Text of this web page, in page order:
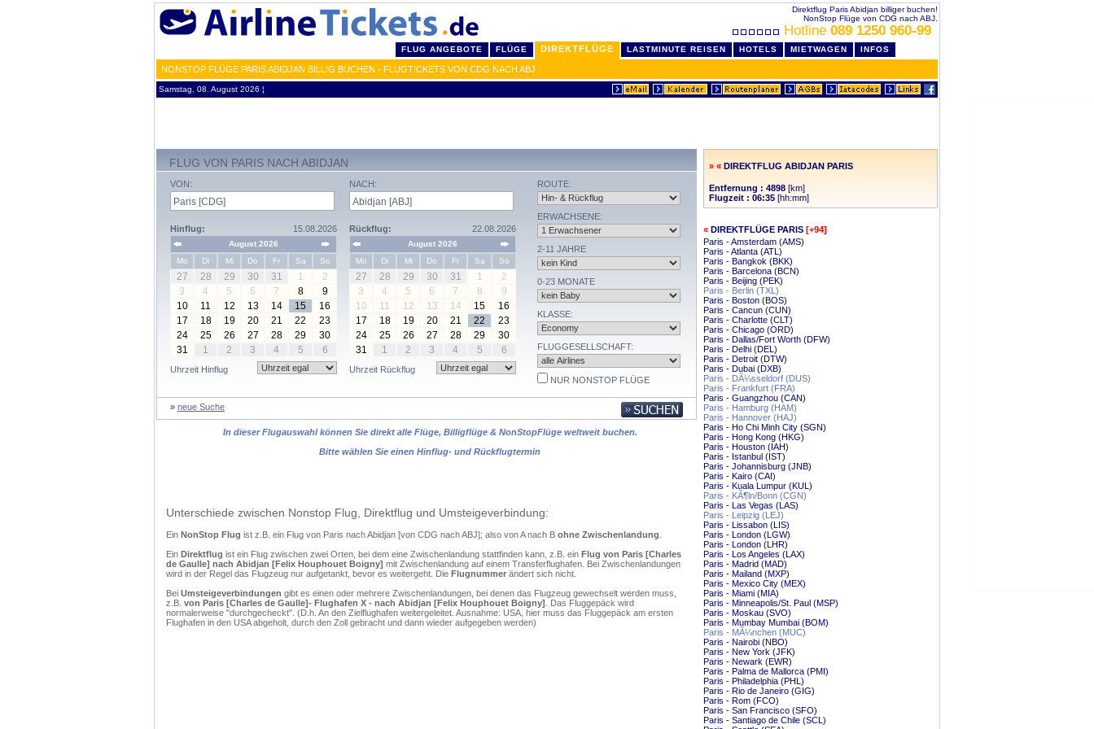
Direktflug Paris Abidjan billiger buchen!
NonStop Flüge von CDG nach ABJ.
Hotline 089 1250 960-99
FLUG ANGEBOTE FLÜGE DIREKTFLÜGE LASTMINUTE REISEN HOTELS MIETWAGEN INFOS
NONSTOP FLÜGE PARIS ABIDJAN BILLIG BUCHEN - FLUGTICKETS VON CDG NACH ABJ
Samstag, 08. August 2026 ¦
FLUG VON PARIS NACH ABIDJAN
VON:
Hinflug: 15.08.2026
August 2026
Mo
Di Mi Do Fr Sa So
27 28 29 30 31 1
2
3
4 5 6 7 8
9
10
11 12 13 14 15
16
17
18 19 20 21 22
23
24
25 26 27 28 29
30
31
1 2 3 4 5 6
Uhrzeit Hinflug
NACH:
Rückflug: 22.08.2026
August 2026
Mo
Di Mi Do Fr Sa So
27 28 29 30 31 1
2
3
4 5 6 7 8
9
10
11 12 13 14 15
16
17
18 19 20 21 22
23
24
25 26 27 28 29
30
31
1 2 3 4 5 6
Uhrzeit Rückflug
ROUTE:
ERWACHSENE:
2-11 JAHRE
0-23 MONATE
KLASSE:
FLUGGESELLSCHAFT:
NUR NONSTOP FLÜGE
» neue Suche
In dieser Flugauswahl können Sie direkt alle Flüge, Billigflüge & NonStopFlüge weltweit buchen.
Bitte wählen Sie einen Hinflug- und Rückflugtermin
Unterschiede zwischen Nonstop Flug, Direktflug und Umsteigeverbindung:
Ein NonStop Flug ist z.B. ein Flug von Paris nach Abidjan [von CDG nach ABJ]; also von A nach B ohne Zwischenlandung
Ein Direktflug ist ein Flug zwischen zwei Orten, bei dem eine Zwischenlandung stattfinden kann, z.B. ein Flug von Paris [Charles
de Gaulle] nach Abidjan [Felix Houphouet Boigny] mit Zwischenlandung auf einem Transferflughafen. Bei Zwischenlandungen
wird in der Regel das Flugzeug nur aufgetankt, bevor es weitergeht. Die Flugnummer ändert sich nicht.
Bei Umsteigeverbindungen gibt es einen oder mehrere Zwischenlandungen, bei denen das Flugzeug gewechselt werden muss,
z.B. von Paris [Charles de Gaulle]- Flughafen X - nach Abidjan [Felix Houphouet Boigny] . Das Fluggepäck wird
normalerweise "durchgecheckt". (D.h. An den Zielflughafen weitergeleitet. Ausnahme: USA, hier muss das Fluggepäck am ersten
Flughafen in den USA abgeholt, durch den Zoll gebracht und dann wieder aufgegeben werden)
» « DIREKTFLUG ABIDJAN PARIS
Entfernung : 4898 [km]
Flugzeit : 06:35 [hh:mm]
« DIREKTFLÜGE PARIS [+94]
Paris - Amsterdam (AMS)
Paris - Atlanta (ATL)
Paris - Bangkok (BKK)
Paris - Barcelona (BCN)
Paris - Beijing (PEK)
Paris - Berlin (TXL)
Paris - Boston (BOS)
Paris - Cancun (CUN)
Paris - Charlotte (CLT)
Paris - Chicago (ORD)
Paris - Dallas/Fort Worth (DFW)
Paris - Delhi (DEL)
Paris - Detroit (DTW)
Paris - Dubai (DXB)
Paris - DÃ¼sseldorf (DUS)
Paris - Frankfurt (FRA)
Paris - Guangzhou (CAN)
Paris - Hamburg (HAM)
Paris - Hannover (HAJ)
Paris - Ho Chi Minh City (SGN)
Paris - Hong Kong (HKG)
Paris - Houston (IAH)
Paris - Istanbul (IST)
Paris - Johannisburg (JNB)
Paris - Kairo (CAI)
Paris - Kuala Lumpur (KUL)
Paris - KÃ¶ln/Bonn (CGN)
Paris - Las Vegas (LAS)
Paris - Leipzig (LEJ)
Paris - Lissabon (LIS)
Paris - London (LGW)
Paris - London (LHR)
Paris - Los Angeles (LAX)
Paris - Madrid (MAD)
Paris - Mailand (MXP)
Paris - Mexico City (MEX)
Paris - Miami (MIA)
Paris - Minneapolis/St. Paul (MSP)
Paris - Moskau (SVO)
Paris - Mumbay Mumbai (BOM)
Paris - MÃ¼nchen (MUC)
Paris - Nairobi (NBO)
Paris - New York (JFK)
Paris - Newark (EWR)
Paris - Palma de Mallorca (PMI)
Paris - Philadelphia (PHL)
Paris - Rio de Janeiro (GIG)
Paris - Rom (FCO)
Paris - San Francisco (SFO)
Paris - Santiago de Chile (SCL)